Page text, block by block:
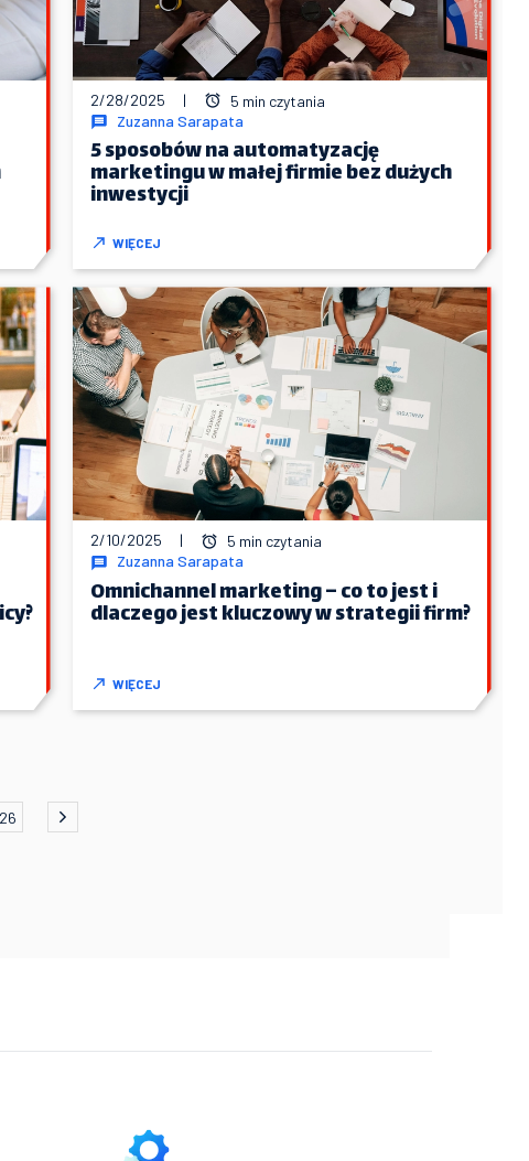
Zuzanna Sarapata
2/28/2025 | 5 min czytania
5 sposobów na automatyzację
marketingu w małej firmie bez dużych
inwestycji
WIĘCEJ
Zuzanna Sarapata
2/10/2025 | 5 min czytania
Omnichannel marketing – co to jest i
dlaczego jest kluczowy w strategii firm?
WIĘCEJ
26